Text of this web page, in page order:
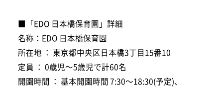
■「EDO 日本橋保育園」詳細
名称：EDO 日本橋保育園
所在地 ： 東京都中央区日本橋3丁目15番10
定員 ： 0歳児～5歳児で計60名
開園時間 ： 基本開園時間 7:30～18:30(予定)、